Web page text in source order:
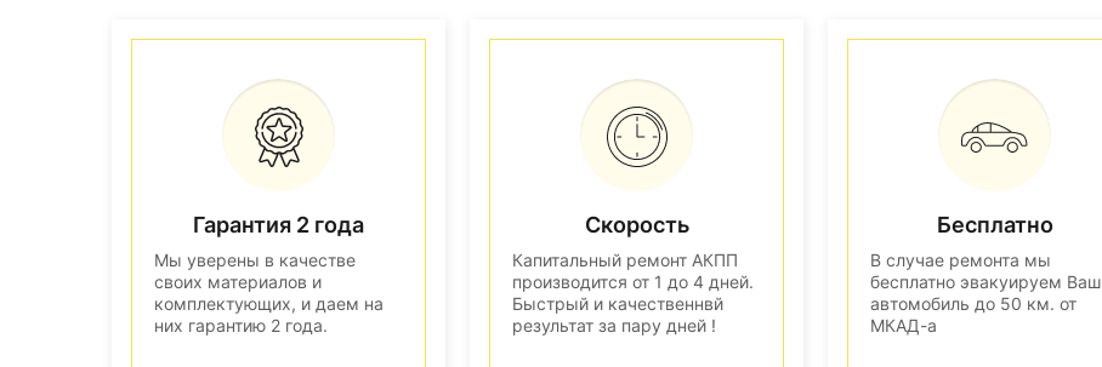
Гарантия 2 года
Мы уверены в качестве
своих материалов и
комплектующих, и даем на
них гарантию 2 года.
Скорость
Капитальный ремонт АКПП
производится от 1 до 4 дней.
Быстрый и качественнвй
результат за пару дней !
Бесплатно
В случае ремонта мы
бесплатно эвакуируем Ваш
автомобиль до 50 км. от
МКАД-а